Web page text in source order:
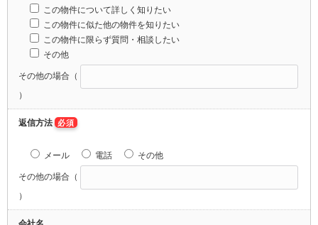
この物件について詳しく知りたい
この物件に似た他の物件を知りたい
この物件に限らず質問・相談したい
その他
その他の場合（
）
返信方法 必須
メール 電話 その他
その他の場合（
）